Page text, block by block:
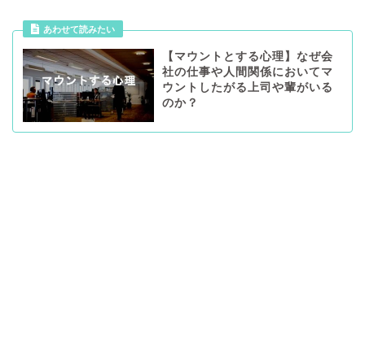
あわせて読みたい
【マウントとする心理】なぜ会
社の仕事や人間関係においてマ
ウントしたがる上司や輩がいる
のか？